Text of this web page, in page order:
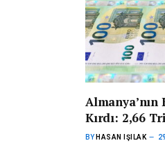
Kırdı: 2,66
BY HASAN IŞILAK